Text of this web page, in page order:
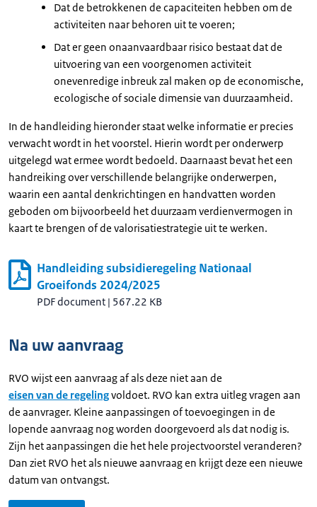
Dat de betrokkenen de capaciteiten hebben om de
activiteiten naar behoren uit te voeren;
Dat er geen onaanvaardbaar risico bestaat dat de
uitvoering van een voorgenomen activiteit
onevenredige inbreuk zal maken op de economische,
ecologische of sociale dimensie van duurzaamheid.
In de handleiding hieronder staat welke informatie er precies
verwacht wordt in het voorstel. Hierin wordt per onderwerp
uitgelegd wat ermee wordt bedoeld. Daarnaast bevat het een
handreiking over verschillende belangrijke onderwerpen,
waarin een aantal denkrichtingen en handvatten worden
geboden om bijvoorbeeld het duurzaam verdienvermogen in
kaart te brengen of de valorisatiestrategie uit te werken.
Handleiding subsidieregeling Nationaal
Groeifonds 2024/2025
PDF document | 567.22 KB
Na uw aanvraag
RVO wijst een aanvraag af als deze niet aan de
eisen van de regelingvoldoet. RVO kan extra uitleg vragen aan
de aanvrager. Kleine aanpassingen of toevoegingen in de
lopende aanvraag nog worden doorgevoerd als dat nodig is.
Zijn het aanpassingen die het hele projectvoorstel veranderen?
Dan ziet RVO het als nieuwe aanvraag en krijgt deze een nieuwe
datum van ontvangst.